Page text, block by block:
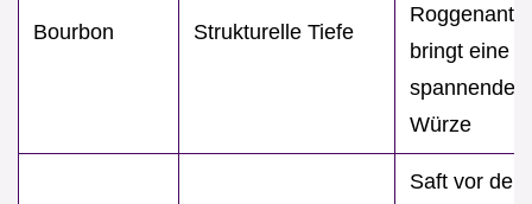
Bourbon Strukturelle Tiefe
bringt eine
spannende
Würze
Saft vor dem